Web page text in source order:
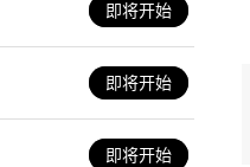
即将开始
即将开始
即将开始